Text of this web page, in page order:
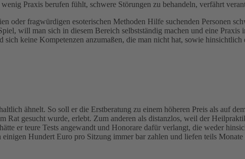
Praxis berufen fühlt, schwere Störungen zu behandeln, verfährt
oder fragwürdigen esoterischen Methoden Hilfe suchenden Personen
will man sich in diesem Bereich selbstständig machen und eine Praxis
keine Kompetenzen anzumaßen, die man nicht hat, sowie
ähnelt. So soll er die Erstberatung zu einem höheren Preis als auf
gesucht wurde, erlebt. Zum anderen als distanzlos, weil der
er teure Tests angewandt und Honorare dafür verlangt, die weder
Hundert Euro pro Sitzung immer bar zahlen und liefen teils